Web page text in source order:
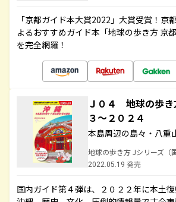
「京都ガイド本大賞2022」大賞受賞！京
よるおすすめガイド本「地球の歩き方 京
を完全網羅！
Ｊ０４ 地球の歩
３～２０２４
本島周辺の島々・八重
地球の歩き方 Jシリーズ（
2022.05.19 発売
国内ガイド第４弾は、２０２２年に本土